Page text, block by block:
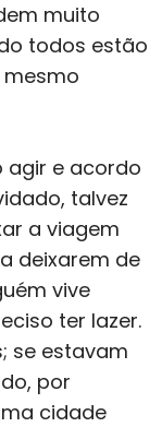
muito
todos estão
agir e acordo
talvez
a viagem
deixarem de
vive
ter lazer.
se estavam
por
cidade